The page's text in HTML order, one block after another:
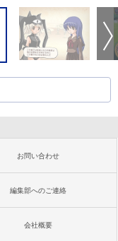
お問い合わせ
編集部へのご連絡
会社概要